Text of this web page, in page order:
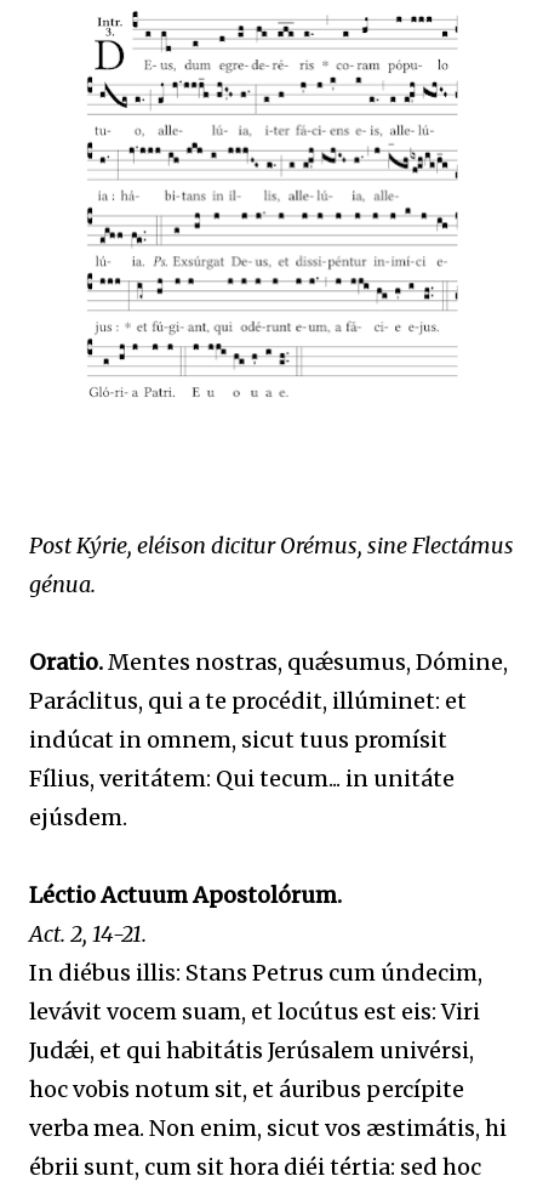
Post Kýrie, eléison dicitur Orémus, sine Flectámus
génua.
Oratio.Mentes nostras, quǽsumus, Dómine,
Paráclitus, qui a te procédit, illúminet: et
indúcat in omnem, sicut tuus promísit
Fílius, veritátem: Qui tecum... in unitáte
ejúsdem.
Léctio Actuum Apostolórum.
Act. 2, 14-21.
In diébus illis: Stans Petrus cum úndecim,
levávit vocem suam, et locútus est eis: Viri
Judǽi, et qui habitátis Jerúsalem univérsi,
hoc vobis notum sit, et áuribus percípite
verba mea. Non enim, sicut vos æstimátis, hi
ébrii sunt, cum sit hora diéi tértia: sed hoc